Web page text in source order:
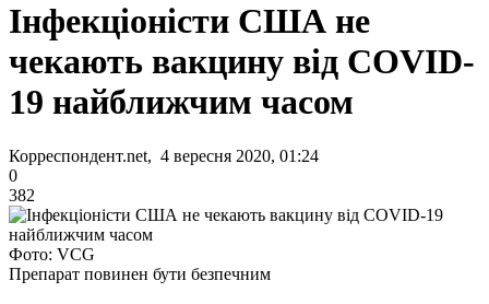
Інфекціоністи США не
чекають вакцину від COVID-
19 найближчим часом
Корреспондент.net, 4 вересня 2020, 01:24
0
382
Фото: VCG
Препарат повинен бути безпечним